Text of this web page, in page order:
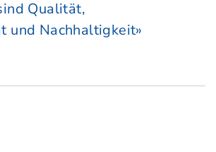
Qualität,
und Nachhaltigkeit»